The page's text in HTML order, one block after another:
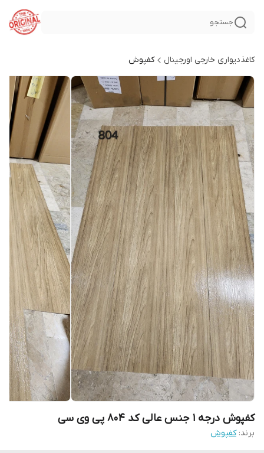
جستجو
کاغذدیواری خارجی اورجینال کفپوش
کفپوش درجه 1 جنس عالی کد 804 پی وی سی
برند: کفپوش